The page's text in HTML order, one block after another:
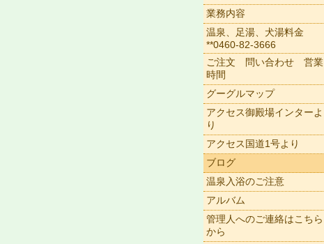
業務内容
温泉、足湯、犬湯料金
**0460-82-3666
ご注文 問い合わせ 営業
時間
グーグルマップ
アクセス御殿場インターよ
り
アクセス国道1号より
ブログ
温泉入浴のご注意
アルバム
管理人へのご連絡はこちら
から